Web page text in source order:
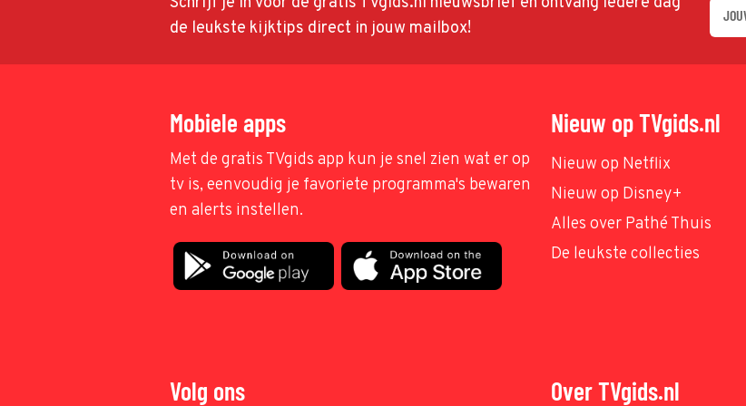
de leukste kijktips direct in jouw mailbox!
Mobiele apps
Met de gratis TVgids app kun je snel zien wat er op
tv is, eenvoudig je favoriete programma's bewaren
en alerts instellen.
Nieuw op TVgids.nl
Nieuw op Netflix
Nieuw op Disney+
Alles over Pathé Thuis
De leukste collecties
Volg ons Over TVgids.nl